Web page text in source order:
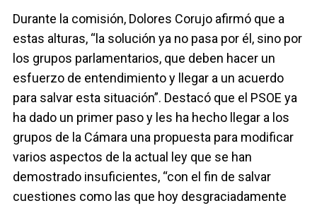
Durante la comisión, Dolores Corujo afirmó que a
estas alturas, “la solución ya no pasa por él, sino por
los grupos parlamentarios, que deben hacer un
esfuerzo de entendimiento y llegar a un acuerdo
para salvar esta situación”. Destacó que el PSOE ya
ha dado un primer paso y les ha hecho llegar a los
grupos de la Cámara una propuesta para modificar
varios aspectos de la actual ley que se han
demostrado insuficientes, “con el fin de salvar
cuestiones como las que hoy desgraciadamente